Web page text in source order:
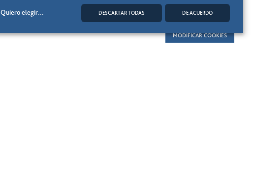
MODIFICAR COOKIES
Quiero elegir... DESCARTAR TODAS DE ACUERDO